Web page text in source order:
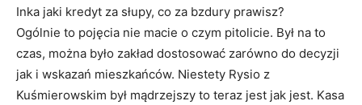
Inka jaki kredyt za słupy, co za bzdury prawisz?
Ogólnie to pojęcia nie macie o czym pitolicie. Był na to
czas, można było zakład dostosować zarówno do decyzji
jak i wskazań mieszkańców. Niestety Rysio z
Kuśmierowskim był mądrzejszy to teraz jest jak jest. Kasa